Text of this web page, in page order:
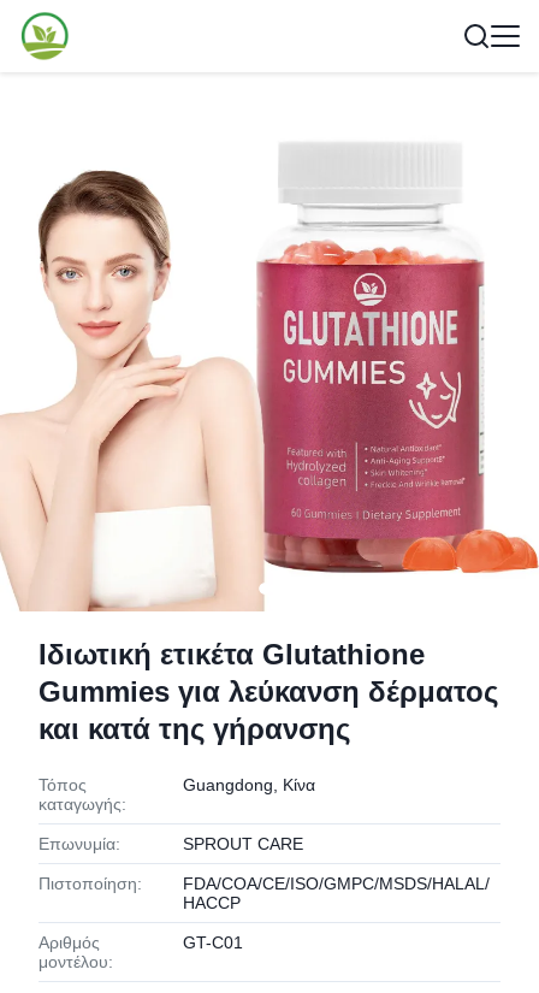
Ιδιωτική ετικέτα Glutathione
Gummies για λεύκανση δέρματος
και κατά της γήρανσης
Τόπος
καταγωγής:
Guangdong, Κίνα
Επωνυμία: SPROUT CARE
Πιστοποίηση:
FDA/COA/CE/ISO/GMPC/MSDS/HALAL/
HACCP
Αριθμός
μοντέλου:
GT-C01